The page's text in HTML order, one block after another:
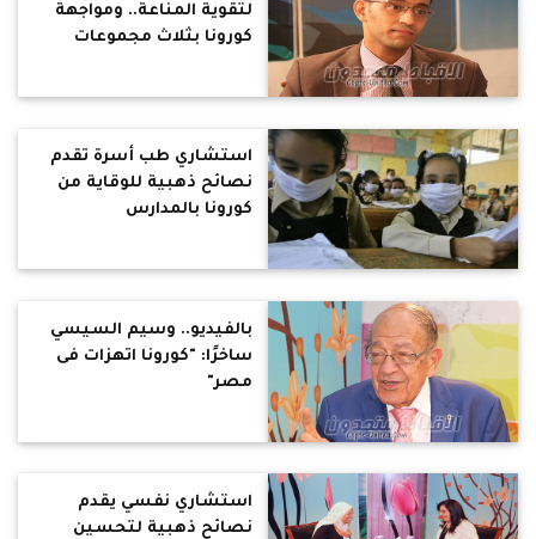
لتقوية المناعة.. ومواجهة
كورونا بثلاث مجموعات
استشاري طب أسرة تقدم
نصائح ذهبية للوقاية من
كورونا بالمدارس
بالفيديو.. وسيم السيسي
ساخرًا: "كورونا اتهزات فى
مصر"
استشاري نفسي يقدم
نصائح ذهبية لتحسين